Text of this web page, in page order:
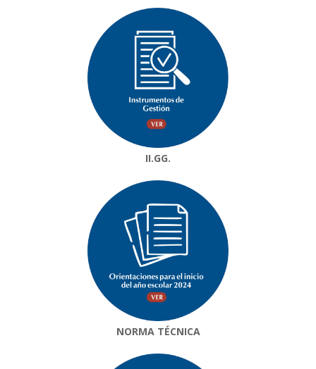
II.GG.
NORMA TÉCNICA